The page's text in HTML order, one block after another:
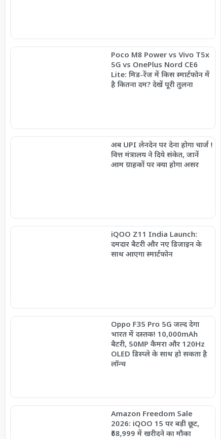
Poco M8 Power vs Vivo T5x
5G vs OnePlus Nord CE6
Lite: मिड-रेंज में किस स्मार्टफोन में
है कितना दम? देखें पूरी तुलना
अब UPI लेनदेन पर देना होगा चार्ज !
वित्त मंत्रालय ने दिये संकेत, जानें
आम ग्राहकों पर क्या होगा असर
iQOO Z11 India Launch:
दमदार बैटरी और नए डिजाइन के
साथ आएगा स्मार्टफोन
Oppo F35 Pro 5G जल्द देगा
भारत में दस्तक! 10,000mAh
बैटरी, 50MP कैमरा और 120Hz
OLED डिस्प्ले के साथ हो सकता है
लॉन्च
Amazon Freedom Sale
2026: iQOO 15 पर बड़ी छूट,
₹68,999 में खरीदने का मौका